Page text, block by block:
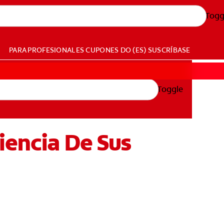
PARA PROFESIONALESCUPONES DO (ES) SUSCRÍBASE
Toggle
De Sus